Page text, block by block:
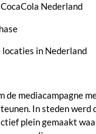
Nederland
in Nederland
de mediacampagne
In steden werd
plein gemaakt